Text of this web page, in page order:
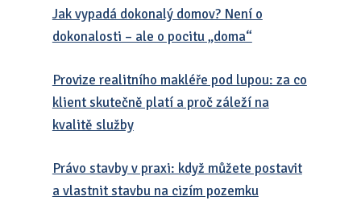
Jak vypadá dokonalý domov? Není o
dokonalosti – ale o pocitu „doma“
Provize realitního makléře pod lupou: za co
klient skutečně platí a proč záleží na
kvalitě služby
Právo stavby v praxi: když můžete postavit
a vlastnit stavbu na cizím pozemku